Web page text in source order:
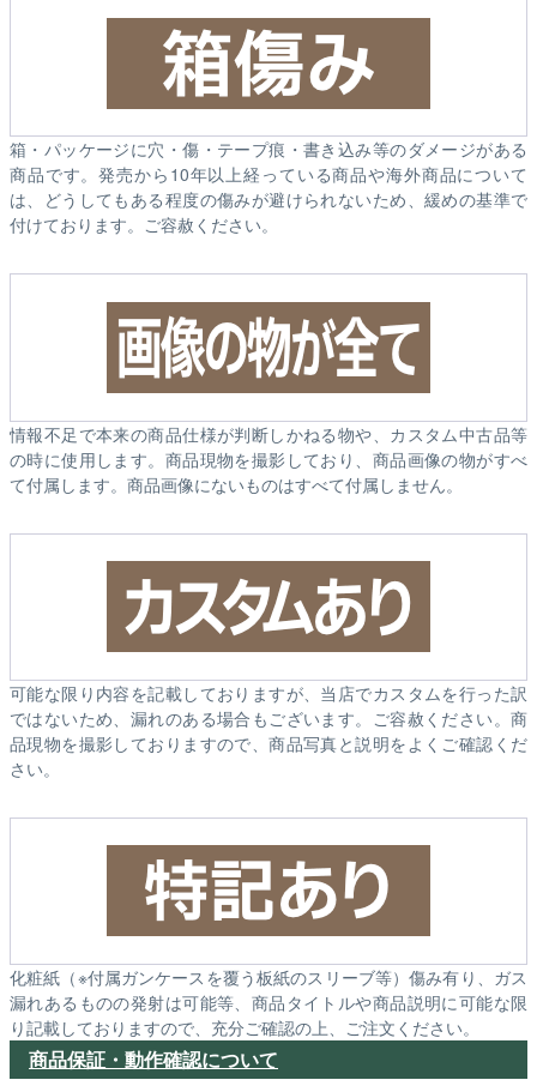
箱・パッケージに穴・傷・テープ痕・書き込み等のダメージがある
商品です。発売から10年以上経っている商品や海外商品について
は、どうしてもある程度の傷みが避けられないため、緩めの基準で
付けております。ご容赦ください。
情報不足で本来の商品仕様が判断しかねる物や、カスタム中古品等
の時に使用します。商品現物を撮影しており、商品画像の物がすべ
て付属します。商品画像にないものはすべて付属しません。
可能な限り内容を記載しておりますが、当店でカスタムを行った訳
ではないため、漏れのある場合もございます。ご容赦ください。商
品現物を撮影しておりますので、商品写真と説明をよくご確認くだ
さい。
化粧紙（※付属ガンケースを覆う板紙のスリーブ等）傷み有り、ガス
漏れあるものの発射は可能等、商品タイトルや商品説明に可能な限
り記載しておりますので、充分ご確認の上、ご注文ください。
商品保証・動作確認について